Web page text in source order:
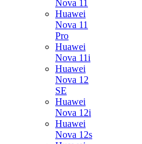
Nova 11
Huawei
Nova 11
Pro
Huawei
Nova 11i
Huawei
Nova 12
SE
Huawei
Nova 12i
Huawei
Nova 12s